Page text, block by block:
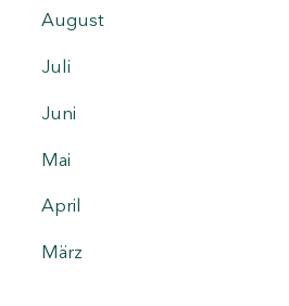
August
Juli
Juni
Mai
April
März